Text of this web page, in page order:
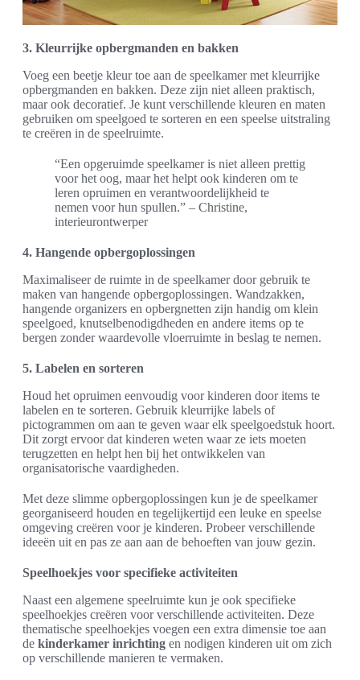
3. Kleurrijke opbergmanden en bakken
Voeg een beetje kleur toe aan de speelkamer met kleurrijke
opbergmanden en bakken. Deze zijn niet alleen praktisch,
maar ook decoratief. Je kunt verschillende kleuren en maten
gebruiken om speelgoed te sorteren en een speelse uitstraling
te creëren in de speelruimte.
“Een opgeruimde speelkamer is niet alleen prettig
voor het oog, maar het helpt ook kinderen om te
leren opruimen en verantwoordelijkheid te
nemen voor hun spullen.” – Christine,
interieurontwerper
4. Hangende opbergoplossingen
Maximaliseer de ruimte in de speelkamer door gebruik te
maken van hangende opbergoplossingen. Wandzakken,
hangende organizers en opbergnetten zijn handig om klein
speelgoed, knutselbenodigdheden en andere items op te
bergen zonder waardevolle vloerruimte in beslag te nemen.
5. Labelen en sorteren
Houd het opruimen eenvoudig voor kinderen door items te
labelen en te sorteren. Gebruik kleurrijke labels of
pictogrammen om aan te geven waar elk speelgoedstuk hoort.
Dit zorgt ervoor dat kinderen weten waar ze iets moeten
terugzetten en helpt hen bij het ontwikkelen van
organisatorische vaardigheden.
Met deze slimme opbergoplossingen kun je de speelkamer
georganiseerd houden en tegelijkertijd een leuke en speelse
omgeving creëren voor je kinderen. Probeer verschillende
ideeën uit en pas ze aan aan de behoeften van jouw gezin.
Speelhoekjes voor specifieke activiteiten
Naast een algemene speelruimte kun je ook specifieke
speelhoekjes creëren voor verschillende activiteiten. Deze
thematische speelhoekjes voegen een extra dimensie toe aan
de kinderkamer inrichting en nodigen kinderen uit om zich
op verschillende manieren te vermaken.